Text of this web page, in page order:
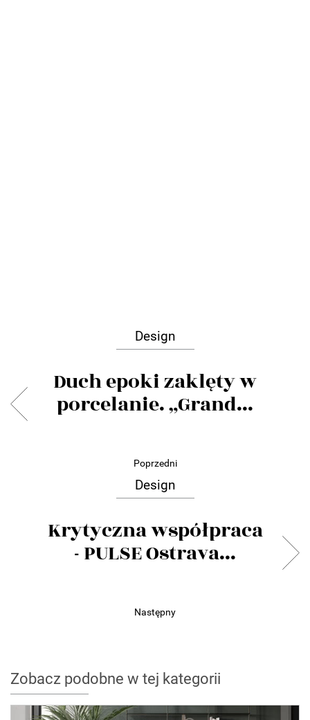
Design
Duch epoki zaklęty w
porcelanie. „Grand...
Poprzedni
Design
Krytyczna współpraca
- PULSE Ostrava...
Następny
Zobacz podobne w tej kategorii